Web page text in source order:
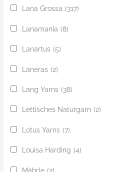
Lana Grossa (317)
Lanamania (8)
Lanartus (5)
Laneras (2)
Lang Yarns (38)
Lettisches Naturgarn (2)
Lotus Yarns (7)
Louisa Harding (4)
Mährle (2)